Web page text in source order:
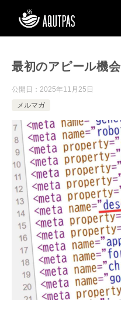
最初のアピール機
公開日： 2025年11月25日
メルマガ